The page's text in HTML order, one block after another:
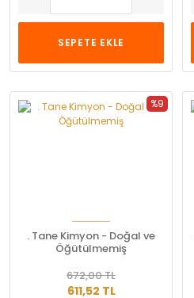
SEPETE EKLE
%9
. Tane Kimyon - Doğal ve
Öğütülmemiş
611,52 TL
672,00 TL